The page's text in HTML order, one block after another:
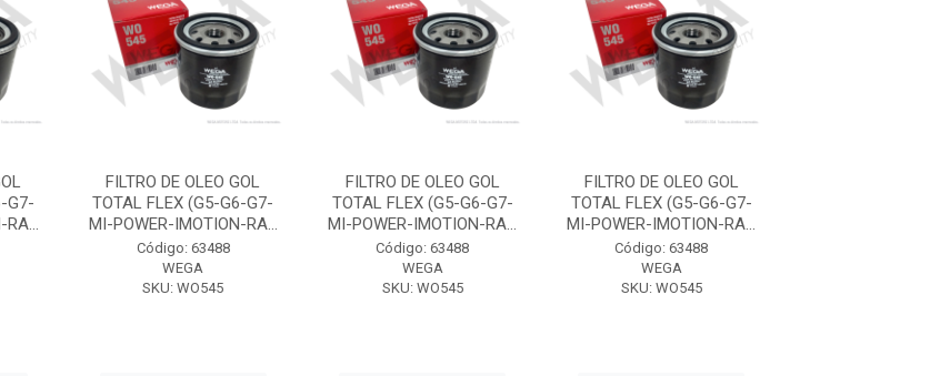
G7-
RA...
FILTRO DE OLEO GOL
TOTAL FLEX (G5-G6-G7-
MI-POWER-IMOTION-RA...
Código: 63488
WEGA
SKU: WO545
FILTRO DE OLEO GOL
TOTAL FLEX (G5-G6-G7-
MI-POWER-IMOTION-RA...
Código: 63488
WEGA
SKU: WO545
FILTRO DE OLEO GOL
TOTAL FLEX (G5-G6-G7-
MI-POWER-IMOTION-RA...
Código: 63488
WEGA
SKU: WO545